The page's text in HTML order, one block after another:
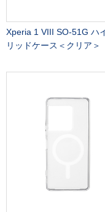
Xperia 1 VIII SO-51G ハ
リッドケース＜クリア＞